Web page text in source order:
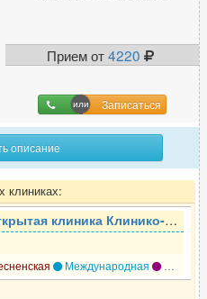
Прием от4220
Записаться
описание
клиника Клинико-диагностический центр
Международная Улица 1905 года